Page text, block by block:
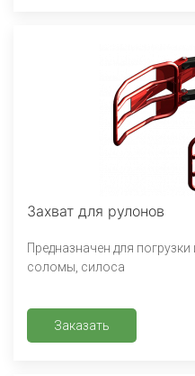
Захват для рулонов
Предназначен для
соломы, силоса
Заказать